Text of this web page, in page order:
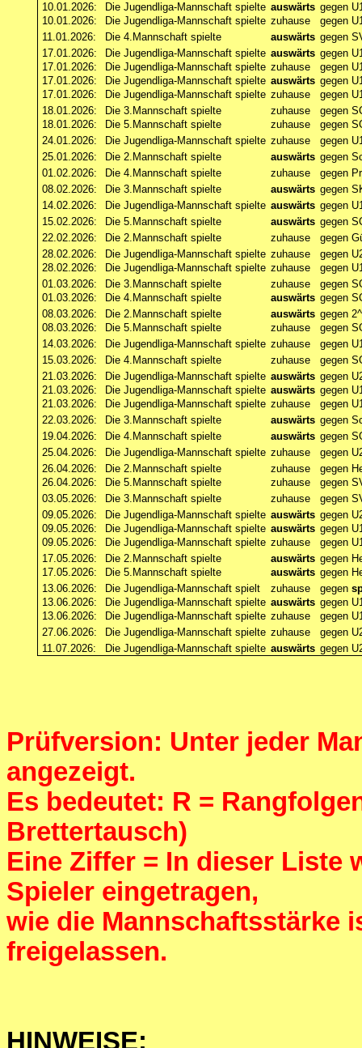
10.01.2026:
Die Jugendliga-Mannschaft spielte auswärts gegen
10.01.2026:
Die Jugendliga-Mannschaft spielte zuhause
gegen
11.01.2026:
Die 4.Mannschaft spielte auswärts gegen
17.01.2026:
Die Jugendliga-Mannschaft spielte auswärts gegen
17.01.2026:
Die Jugendliga-Mannschaft spielte zuhause
gegen
17.01.2026:
Die Jugendliga-Mannschaft spielte auswärts gegen
17.01.2026:
Die Jugendliga-Mannschaft spielte zuhause
gegen
18.01.2026:
Die 3.Mannschaft spielte zuhause
gegen
18.01.2026:
Die 5.Mannschaft spielte zuhause
gegen
24.01.2026:
Die Jugendliga-Mannschaft spielte zuhause
gegen
25.01.2026:
Die 2.Mannschaft spielte auswärts gegen
01.02.2026:
Die 4.Mannschaft spielte zuhause
gegen
08.02.2026:
Die 3.Mannschaft spielte auswärts gegen
14.02.2026:
Die Jugendliga-Mannschaft spielte auswärts gegen
15.02.2026:
Die 5.Mannschaft spielte auswärts gegen
22.02.2026:
Die 2.Mannschaft spielte zuhause
gegen
28.02.2026:
Die Jugendliga-Mannschaft spielte zuhause
gegen
28.02.2026:
Die Jugendliga-Mannschaft spielte zuhause
gegen
01.03.2026:
Die 3.Mannschaft spielte zuhause
gegen
01.03.2026:
Die 4.Mannschaft spielte auswärts gegen
08.03.2026:
Die 2.Mannschaft spielte auswärts gegen
08.03.2026:
Die 5.Mannschaft spielte zuhause
gegen
14.03.2026:
Die Jugendliga-Mannschaft spielte zuhause
gegen
15.03.2026:
Die 4.Mannschaft spielte zuhause
gegen
21.03.2026:
Die Jugendliga-Mannschaft spielte auswärts gegen
21.03.2026:
Die Jugendliga-Mannschaft spielte auswärts gegen
21.03.2026:
Die Jugendliga-Mannschaft spielte zuhause
gegen
22.03.2026:
Die 3.Mannschaft spielte auswärts gegen
19.04.2026:
Die 4.Mannschaft spielte auswärts gegen
25.04.2026:
Die Jugendliga-Mannschaft spielte zuhause
gegen
26.04.2026:
Die 2.Mannschaft spielte zuhause
gegen
26.04.2026:
Die 5.Mannschaft spielte zuhause
gegen
03.05.2026:
Die 3.Mannschaft spielte zuhause
gegen
09.05.2026:
Die Jugendliga-Mannschaft spielte auswärts gegen
09.05.2026:
Die Jugendliga-Mannschaft spielte auswärts gegen
09.05.2026:
Die Jugendliga-Mannschaft spielte zuhause
gegen
17.05.2026:
Die 2.Mannschaft spielte auswärts gegen
17.05.2026:
Die 5.Mannschaft spielte auswärts gegen
13.06.2026:
Die Jugendliga-Mannschaft spielt zuhause gegen
13.06.2026:
Die Jugendliga-Mannschaft spielte auswärts gegen
13.06.2026:
Die Jugendliga-Mannschaft spielte zuhause
gegen
27.06.2026:
Die Jugendliga-Mannschaft spielte zuhause
gegen
11.07.2026:
Die Jugendliga-Mannschaft spielte auswärts gegen
Prüfversion: Unter jeder
angezeigt.
Es bedeutet: R =
Brettertausch)
Eine Ziffer = In dieser Liste
Spieler eingetragen,
wie die Mannschaftsstärke
freigelassen.
HINWEISE: